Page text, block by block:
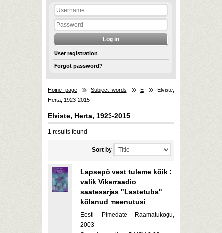
User registration
Forgot password?
Home page Subject words E
Elviste,
Herta, 1923-2015
Elviste, Herta, 1923-2015
1 results found
Sort by
Lapsepõlvest tuleme kõik :
valik Vikerraadio
saatesarjas "Lastetuba"
kõlanud meenutusi
Eesti Pimedate Raamatukogu,
2003